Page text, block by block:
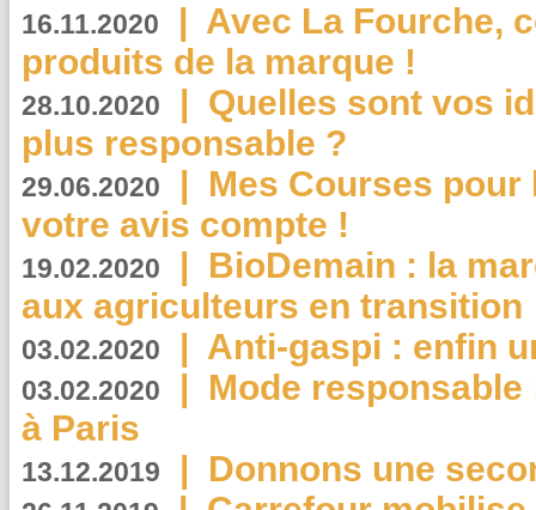
16.11.2020 | Avec La Fourche,
produits de la marque !
28.10.2020 | Quelles sont vos
plus responsable ?
29.06.2020 | Mes Courses pour
votre avis compte !
19.02.2020 | BioDemain : la
aux agriculteurs en transition
03.02.2020 | Anti-gaspi : enfin
03.02.2020 | Mode
à Paris
13.12.2019 | Donnons une